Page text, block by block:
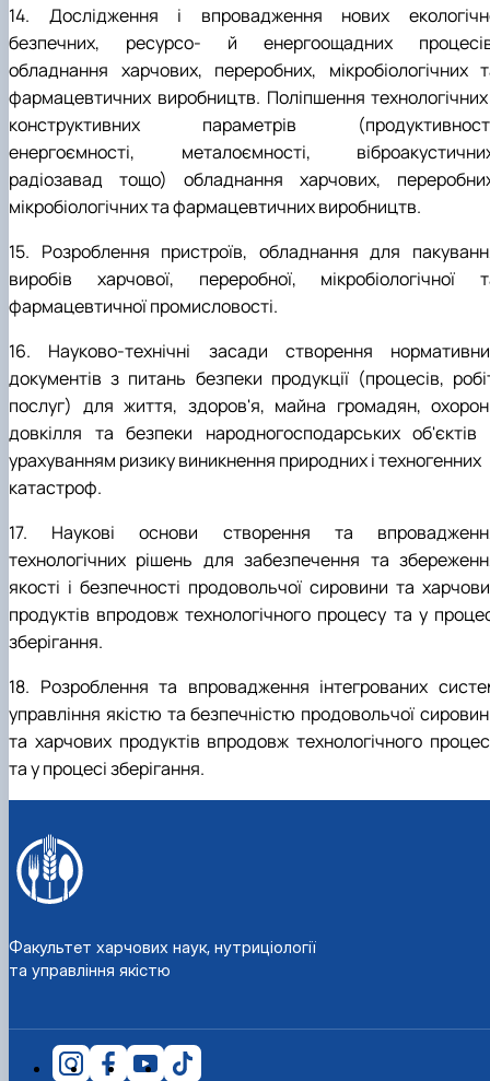
14. Дослідження і впровадження нових
безпечних, ресурсо- й енергоощадних
обладнання харчових, переробних, мікробіологічних
фармацевтичних виробництв. Поліпшення технологічних
конструктивних параметрів
енергоємності, металоємності,
радіозавад тощо) обладнання харчових,
мікробіологічних та фармацевтичних виробництв.
15. Розроблення пристроїв, обладнання для
виробів харчової, переробної, мікробіологічної
фармацевтичної промисловості.
16. Науково-технічні засади створення
документів з питань безпеки продукції (процесів,
послуг) для життя, здоров'я, майна громадян,
довкілля та безпеки народногосподарських об'єктів
урахуванням ризику виникнення природних і техногенних
катастроф.
17. Наукові основи створення та
технологічних рішень для забезпечення та
якості і безпечності продовольчої сировини та
продуктів впродовж технологічного процесу та у
зберігання.
18. Розроблення та впровадження інтегрованих
управління якістю та безпечністю продовольчої
та харчових продуктів впродовж технологічного
та у процесі зберігання.
Факультет харчових наук, нутриціології
та управління якістю